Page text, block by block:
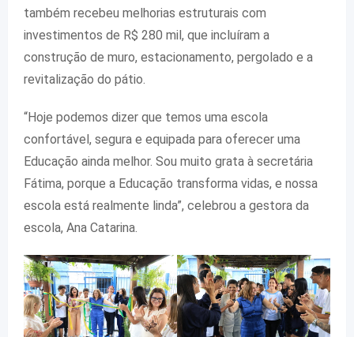
também recebeu melhorias estruturais com
investimentos de R$ 280 mil, que incluíram a
construção de muro, estacionamento, pergolado e a
revitalização do pátio.
“Hoje podemos dizer que temos uma escola
confortável, segura e equipada para oferecer uma
Educação ainda melhor. Sou muito grata à secretária
Fátima, porque a Educação transforma vidas, e nossa
escola está realmente linda”, celebrou a gestora da
escola, Ana Catarina.